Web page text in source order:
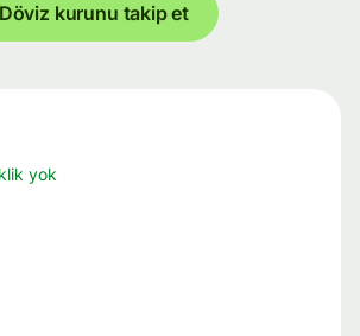
Döviz kurunu takip et
yok